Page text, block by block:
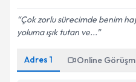
E-posta Adresiniz
Kişisel verilerimin
Çok zorlu sürecimde benim
yoluma ışık tutan ve...
Adres 1 Online